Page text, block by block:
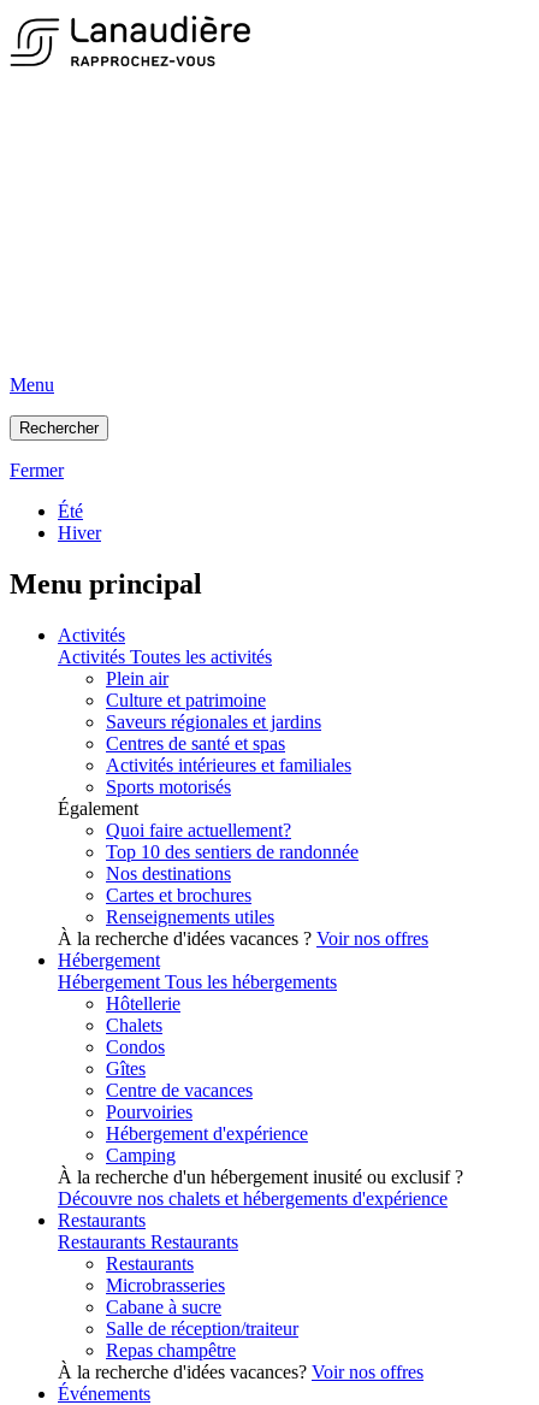
Menu
Rechercher
Fermer
Été
Hiver
Menu principal
Activités
Activités Toutes les activités
Plein air
Culture et patrimoine
Saveurs régionales et jardins
Centres de santé et spas
Activités intérieures et familiales
Sports motorisés
Également
Quoi faire actuellement?
Top 10 des sentiers de randonnée
Nos destinations
Cartes et brochures
Renseignements utiles
À la recherche d'idées vacances ? Voir nos offres
Hébergement
Hébergement Tous les hébergements
Hôtellerie
Chalets
Condos
Gîtes
Centre de vacances
Pourvoiries
Hébergement d'expérience
Camping
À la recherche d'un hébergement inusité ou exclusif ?
Découvre nos chalets et hébergements d'expérience
Restaurants
Restaurants Restaurants
Restaurants
Microbrasseries
Cabane à sucre
Salle de réception/traiteur
Repas champêtre
À la recherche d'idées vacances? Voir nos offres
Événements